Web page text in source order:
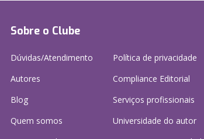
Sobre o Clube
Dúvidas/Atendimento
Autores
Blog
Quem somos
Política de privacidade
Compliance Editorial
Serviços profissionais
Universidade do autor